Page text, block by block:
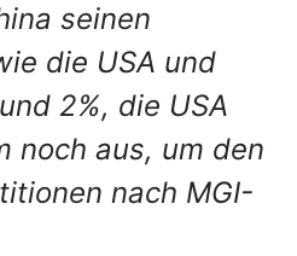
seinen
die USA und
2%, die USA
noch aus, um den
nach MGI-